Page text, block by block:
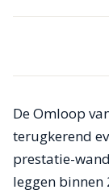
De Omloop
terugkerend
prestatie-
leggen binnen